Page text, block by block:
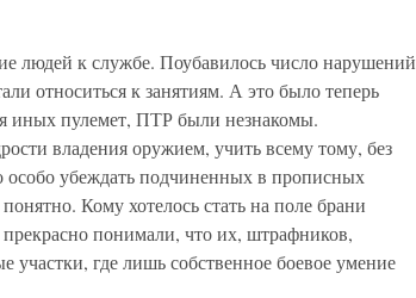
людей к службе. Поубавилось число нарушений
относиться к занятиям. А это было теперь
иных пулемет, ПТР были незнакомы.
владения оружием, учить всему тому, без
особо убеждать подчиненных в прописных
Кому хотелось стать на поле брани
понимали, что их, штрафников,
участки, где лишь собственное боевое умение